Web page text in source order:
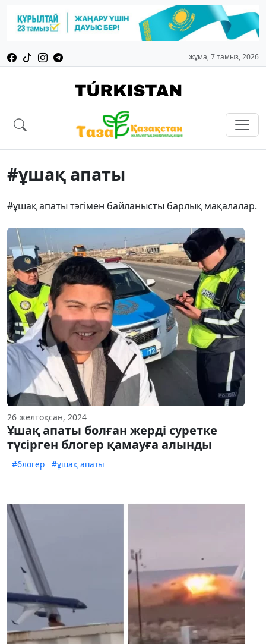
жұма, 7 тамыз, 2026
#ұшақ апаты
#ұшақ апаты тэгімен байланысты барлық мақалалар.
26 желтоқсан, 2024
Ұшақ апаты болған жерді суретке
түсірген блогер қамауға алынды
#блогер #ұшақ апаты